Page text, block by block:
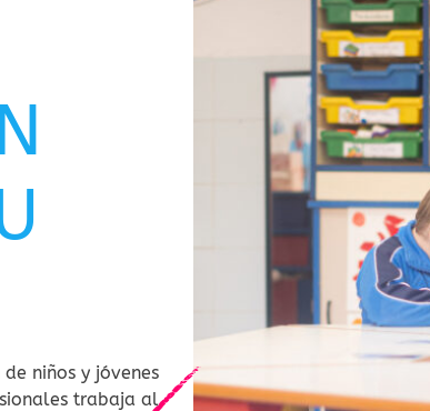
niños y jóvenes
trabaja al